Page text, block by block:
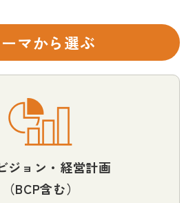
マから選ぶ
ジョン・経営計画
（BCP含む）